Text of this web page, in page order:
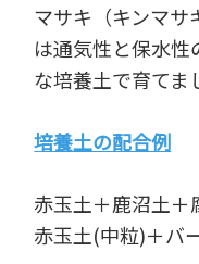
マサキ（キンマ
は通気性と保水
な培養土で育てま
培養土の配合例
赤玉土＋鹿沼土＋
赤玉土(中粒)＋バ